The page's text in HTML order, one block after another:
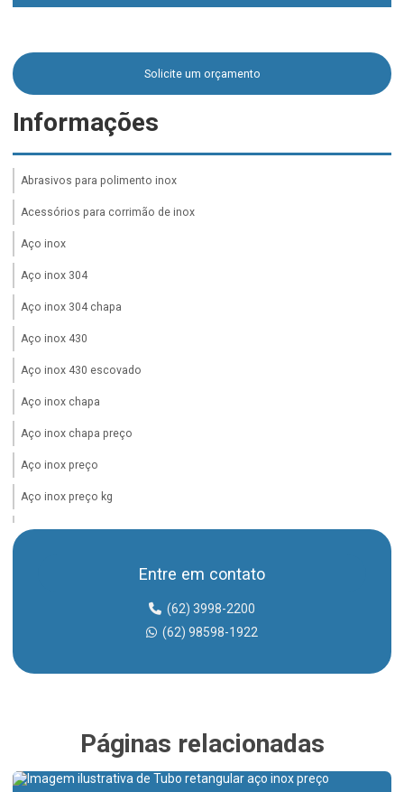
Solicite um orçamento
Informações
Abrasivos para polimento inox
Acessórios para corrimão de inox
Aço inox
Aço inox 304
Aço inox 304 chapa
Aço inox 430
Aço inox 430 escovado
Aço inox chapa
Aço inox chapa preço
Aço inox preço
Aço inox preço kg
Aco inox preço kilo
Barra quadrada inox preço
Barra redonda de aço inox 304
Entre em contato
(62) 3998-2200
(62) 98598-1922
Páginas relacionadas